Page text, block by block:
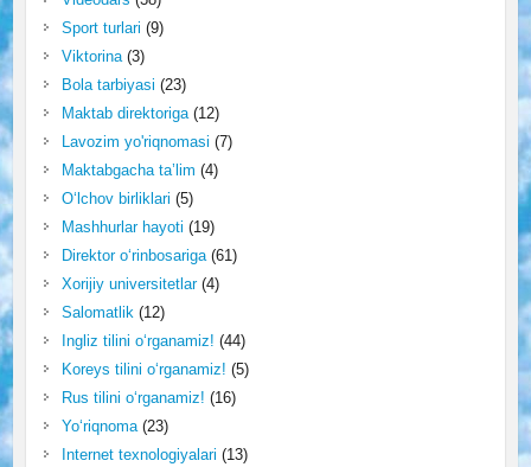
Sport turlari (9)
Viktorina(3)
Bola tarbiyasi (23)
Maktab direktoriga(12)
Lavozim yo'riqnomasi (7)
Maktabgacha ta’lim (4)
O‘lchov birliklari (5)
Mashhurlar hayoti (19)
Direktor o‘rinbosariga(61)
Xorijiy universitetlar(4)
Salomatlik(12)
Ingliz tilini o‘rganamiz! (44)
Koreys tilini o‘rganamiz! (5)
Rus tilini o‘rganamiz! (16)
Yo‘riqnoma(23)
Internet texnologiyalari (13)